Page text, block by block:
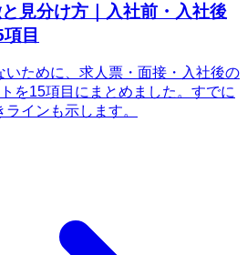
見分け方｜入社前・入社後
目
いために、求人票・面接・入社後の
を15項目にまとめました。すでに
インも示します。